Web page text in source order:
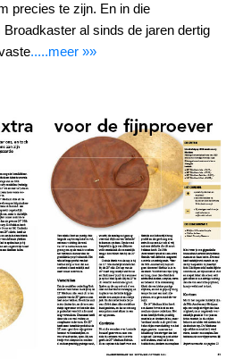
precies te zijn. En in die
al sinds de jaren dertig
.....meer »»